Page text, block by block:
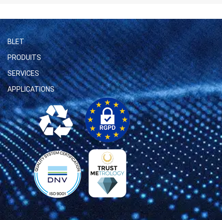
BLET
PRODUITS
SERVICES
APPLICATIONS